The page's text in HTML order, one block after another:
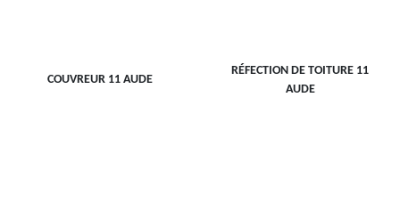
COUVREUR 11 AUDE
RÉFECTION DE TOITURE 11
AUDE